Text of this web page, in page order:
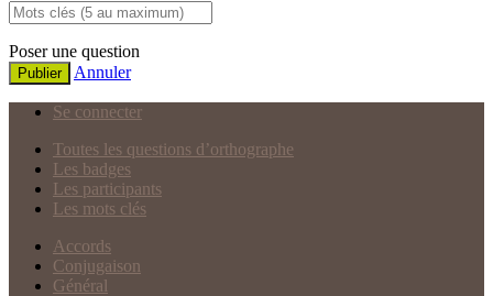
Poser une question
Publier Annuler
Se connecter
Toutes les questions d’orthographe
Les badges
Les participants
Les mots clés
Accords
Conjugaison
Général